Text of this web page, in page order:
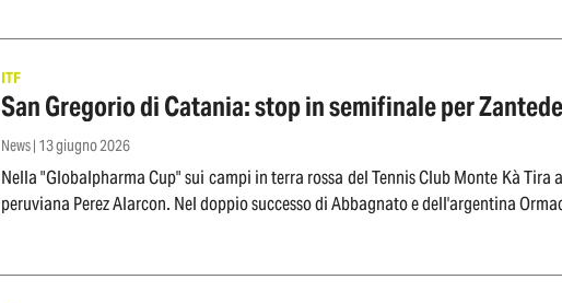
ITF
San Gregorio di Catania: stop in semifinale per
News | 13 giugno 2026
Nella "Globalpharma Cup" sui campi in terra rossa del Tennis Club Monte Kà
peruviana Perez Alarcon. Nel doppio successo di Abbagnato e dell'argentina